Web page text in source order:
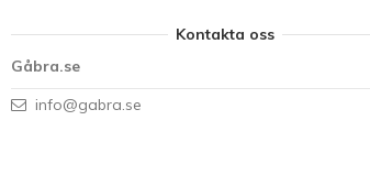
Kontakta oss
Gåbra.se
info@gabra.se